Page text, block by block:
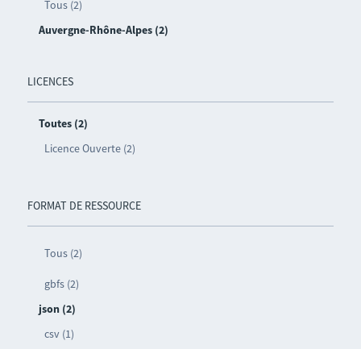
Tous (2)
Auvergne-Rhône-Alpes (2)
LICENCES
Toutes (2)
Licence Ouverte (2)
FORMAT DE RESSOURCE
Tous (2)
gbfs (2)
json (2)
csv (1)